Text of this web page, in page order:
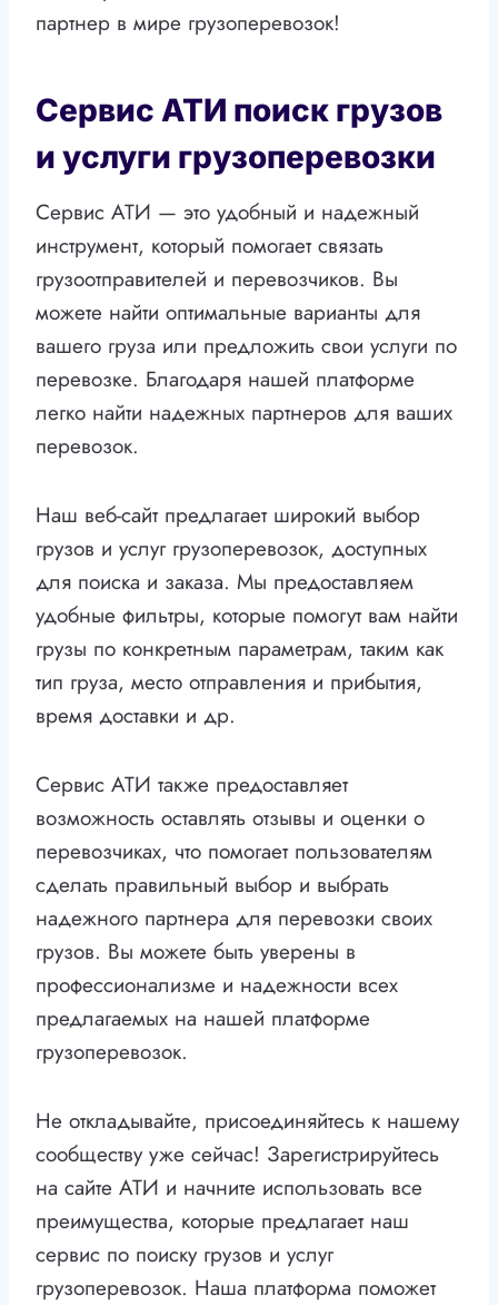
партнер в мире грузоперевозок!
Сервис АТИ поиск грузов
и услуги грузоперевозки
Сервис АТИ — это удобный и надежный
инструмент, который помогает связать
грузоотправителей и перевозчиков. Вы
можете найти оптимальные варианты для
вашего груза или предложить свои услуги по
перевозке. Благодаря нашей платформе
легко найти надежных партнеров для ваших
перевозок.
Наш веб-сайт предлагает широкий выбор
грузов и услуг грузоперевозок, доступных
для поиска и заказа. Мы предоставляем
удобные фильтры, которые помогут вам найти
грузы по конкретным параметрам, таким как
тип груза, место отправления и прибытия,
время доставки и др.
Сервис АТИ также предоставляет
возможность оставлять отзывы и оценки о
перевозчиках, что помогает пользователям
сделать правильный выбор и выбрать
надежного партнера для перевозки своих
грузов. Вы можете быть уверены в
профессионализме и надежности всех
предлагаемых на нашей платформе
грузоперевозок.
Не откладывайте, присоединяйтесь к нашему
сообществу уже сейчас! Зарегистрируйтесь
на сайте АТИ и начните использовать все
преимущества, которые предлагает наш
сервис по поиску грузов и услуг
грузоперевозок. Наша платформа поможет